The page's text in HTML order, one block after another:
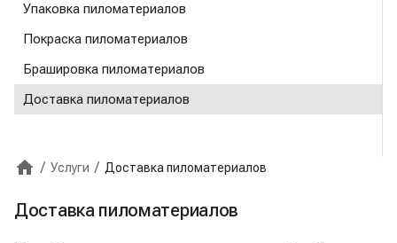
Упаковка пиломатериалов
Покраска пиломатериалов
Брашировка пиломатериалов
Доставка пиломатериалов
Главная
/ Услуги / Доставка пиломатериалов
Доставка пиломатериалов